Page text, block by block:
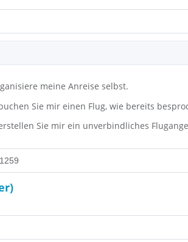
meine Anreise selbst.
Sie mir einen Flug, wie bereits
Sie mir ein unverbindliches